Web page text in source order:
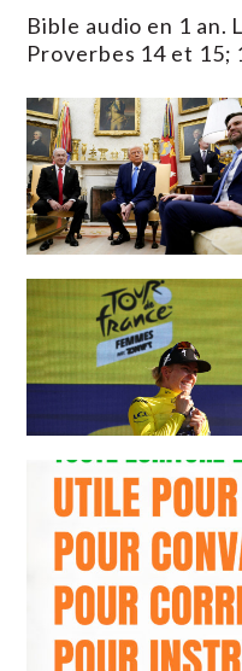
Bible audio en 1 an.
Proverbes 14 et 15;